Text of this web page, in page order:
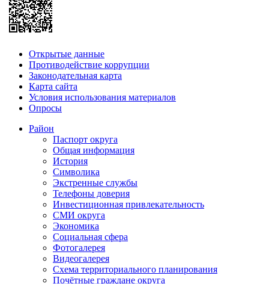
Открытые данные
Противодействие коррупции
Законодательная карта
Карта сайта
Условия использования материалов
Опросы
Район
Паспорт округа
Общая информация
История
Символика
Экстренные службы
Телефоны доверия
Инвестиционная привлекательность
СМИ округа
Экономика
Социальная сфера
Фотогалерея
Видеогалерея
Схема территориального планирования
Почётные граждане округа